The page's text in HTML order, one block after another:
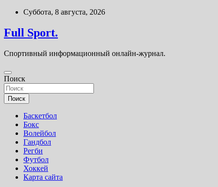
Перейти
содержимому
Суббота, 8 августа, 2026
Full Sport.
Спортивный информационный онлайн-журнал.
Поиск
Поиск
Баскетбол
Бокс
Волейбол
Гандбол
Регби
Футбол
Хоккей
Карта сайта